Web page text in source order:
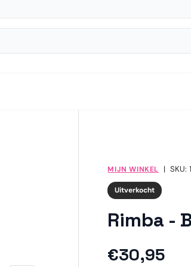
MIJN WINKEL |SKU:
Uitverkocht
Rimba -
Reguliere
€30,95